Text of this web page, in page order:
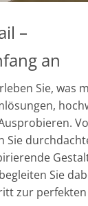
–
an
Sie, was
Sie
Sie
zur perfekten